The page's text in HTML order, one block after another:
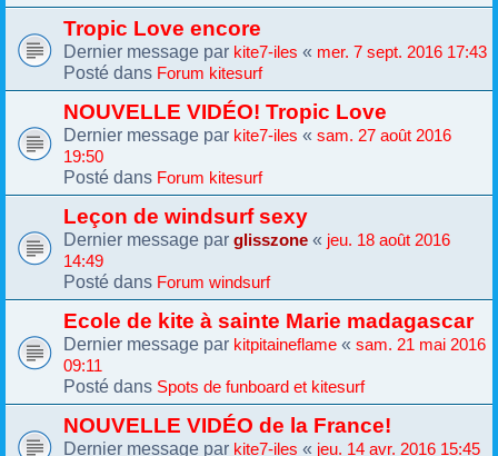
Tropic Love encore
Dernier message par kite7-iles « mer. 7 sept. 2016 17:43
Posté dans Forum kitesurf
NOUVELLE VIDÉO! Tropic Love
Dernier message par kite7-iles « sam. 27 août 2016
19:50
Posté dans Forum kitesurf
Leçon de windsurf sexy
Dernier message par glisszone « jeu. 18 août 2016
14:49
Posté dans Forum windsurf
Ecole de kite à sainte Marie madagascar
Dernier message par kitpitaineflame « sam. 21 mai 2016
09:11
Posté dans Spots de funboard et kitesurf
NOUVELLE VIDÉO de la France!
Dernier message par kite7-iles « jeu. 14 avr. 2016 15:45